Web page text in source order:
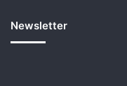
Newsletter